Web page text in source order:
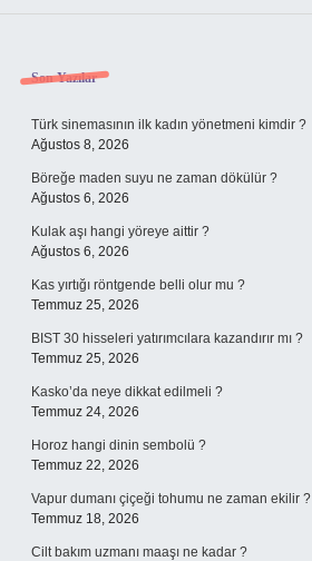
Sidebar
Son Yazılar
Türk sinemasının ilk kadın yönetmeni kimdir ?
Ağustos 8, 2026
Böreğe maden suyu ne zaman dökülür ?
Ağustos 6, 2026
Kulak aşı hangi yöreye aittir ?
Ağustos 6, 2026
Kas yırtığı röntgende belli olur mu ?
Temmuz 25, 2026
BIST 30 hisseleri yatırımcılara kazandırır mı ?
Temmuz 25, 2026
Kasko’da neye dikkat edilmeli ?
Temmuz 24, 2026
Horoz hangi dinin sembolü ?
Temmuz 22, 2026
Vapur dumanı çiçeği tohumu ne zaman ekilir ?
Temmuz 18, 2026
Cilt bakım uzmanı maaşı ne kadar ?